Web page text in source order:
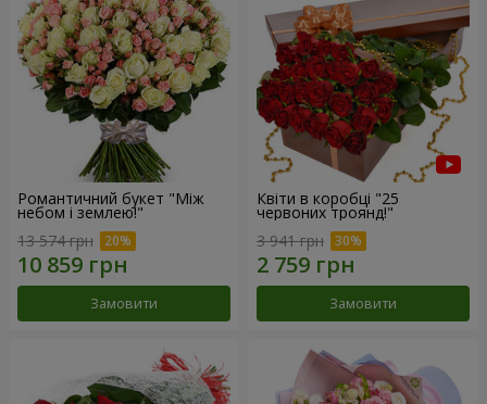
Романтичний букет "Між
небом і землею!"
13 574 грн
Замовити
Квіти в коробці "25
червоних троянд!"
3 941 грн
Замовити